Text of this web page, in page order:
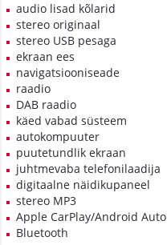
audio lisad kõlarid
stereo originaal
stereo USB pesaga
ekraan ees
navigatsiooniseade
raadio
DAB raadio
käed vabad süsteem
autokompuuter
puutetundlik ekraan
juhtmevaba telefonilaadija
digitaalne näidikupaneel
stereo MP3
Apple CarPlay/Android Auto
Bluetooth